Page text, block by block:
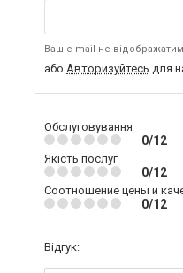
Ваш e-mail не
або Авторизуйтесь для
Обслуговування
0/12
Якість послуг
0/12
Соотношение цены и
0/12
Відгук: